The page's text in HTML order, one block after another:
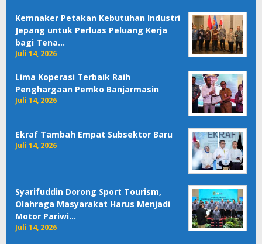
Kemnaker Petakan Kebutuhan Industri
Jepang untuk Perluas Peluang Kerja
bagi Tena…
Juli 14, 2026
Lima Koperasi Terbaik Raih
Penghargaan Pemko Banjarmasin
Juli 14, 2026
Ekraf Tambah Empat Subsektor Baru
Juli 14, 2026
Syarifuddin Dorong Sport Tourism,
Olahraga Masyarakat Harus Menjadi
Motor Pariwi…
Juli 14, 2026